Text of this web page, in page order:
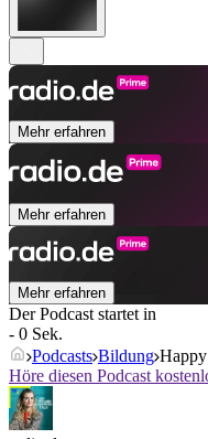
Mehr erfahren
Mehr erfahren
Mehr erfahren
Der Podcast startet in
- 0 Sek.
Podcasts Bildung
Höre diesen Podcast